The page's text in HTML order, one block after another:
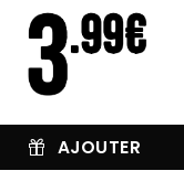
AJOUTER